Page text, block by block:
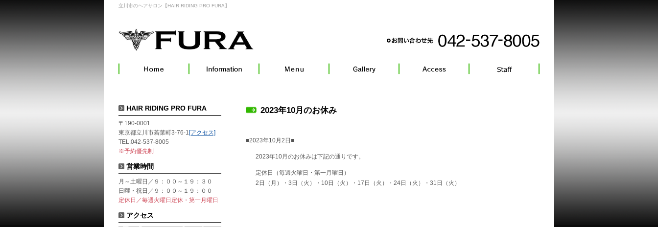
立川市のヘアサロン【HAIR RIDING PRO FURA】
2023年10月のお休み
■2023年10月2日■
2023年10月のお休みは下記の通りです。
定休日（毎週火曜日・第一月曜日）
2日（月）・3日（火）・10日（火）・17日（火）・24日（火）・31日（火）
HAIR RIDING PRO FURA
〒190-0001
東京都立川市若葉町3-76-1 [アクセス]
TEL.042-537-8005
※予約優先制
営業時間
月～土曜日／９：００～１９：３０
日曜・祝日／９：００～１９：００
定休日／毎週火曜日定休・第一月曜日
アクセス